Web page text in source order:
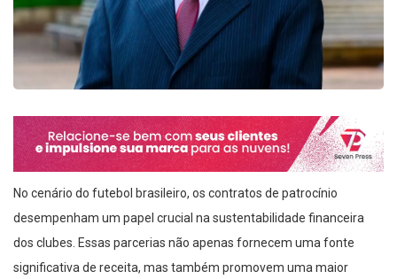
No cenário do futebol brasileiro, os contratos de patrocínio
desempenham um papel crucial na sustentabilidade financeira
dos clubes. Essas parcerias não apenas fornecem uma fonte
significativa de receita, mas também promovem uma maior
visibilidade das marcas envolvidas. O marketing desempenha um